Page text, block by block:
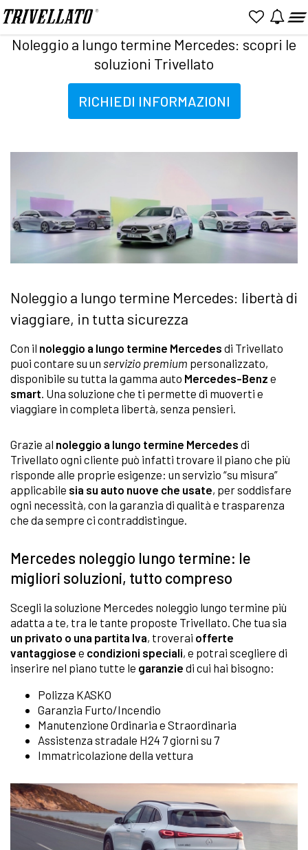
Home Promozioni
Noleggio a lungo termine Mercedes: scopri le
soluzioni Trivellato
RICHIEDI INFORMAZIONI
Noleggio a lungo termine Mercedes: libertà di
viaggiare, in tutta sicurezza
Con il noleggio a lungo termine Mercedes di Trivellato
puoi contare su un servizio premium personalizzato,
disponibile su tutta la gamma auto Mercedes-Benz e
smart . Una soluzione che ti permette di muoverti e
viaggiare in completa libertà, senza pensieri.
Grazie al noleggio a lungo termine Mercedes di
Trivellato ogni cliente può infatti trovare il piano che più
risponde alle proprie esigenze: un servizio “su misura”
applicabile sia su auto nuove che usate, per soddisfare
ogni necessità, con la garanzia di qualità e trasparenza
che da sempre ci contraddistingue.
Mercedes noleggio lungo termine: le
migliori soluzioni, tutto compreso
Scegli la soluzione Mercedes noleggio lungo termine più
adatta a te, tra le tante proposte Trivellato. Che tua sia
un privato o una partita Iva, troverai offerte
vantaggiose e condizioni speciali, e potrai scegliere di
inserire nel piano tutte le garanzie di cui hai bisogno:
Polizza KASKO
Garanzia Furto/Incendio
Manutenzione Ordinaria e Straordinaria
Assistenza stradale H24 7 giorni su 7
Immatricolazione della vettura